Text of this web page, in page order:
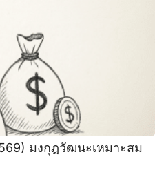
มงกุฎวัฒนะเหมาะสม